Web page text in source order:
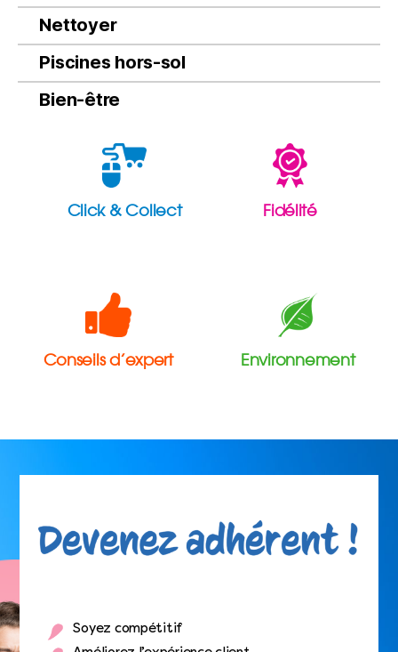
Nettoyer
Piscines hors-sol
Bien-être
Click & Collect
Conseils d’expert
Fidélité
Environnement
Soyez compétitif